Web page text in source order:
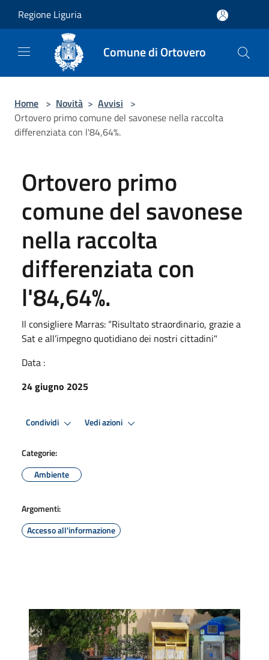
Regione Liguria
Comune di Ortovero
Home > Novità > Avvisi >
Ortovero primo comune del savonese nella raccolta
differenziata con l'84,64%.
Ortovero primo
comune del savonese
nella raccolta
differenziata con
l'84,64%.
Il consigliere Marras: “Risultato straordinario, grazie a
Sat e all’impegno quotidiano dei nostri cittadini"
Data :
24 giugno 2025
Condividi Vedi azioni
Categorie:
Ambiente
Argomenti:
Accesso all'informazione